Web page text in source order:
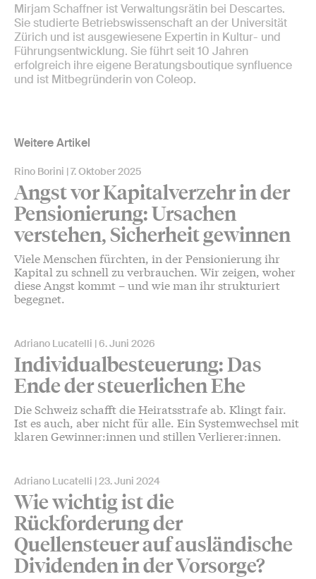
Mirjam Schaffner ist Verwaltungsrätin bei Descartes.
Sie studierte Betriebswissenschaft an der Universität
Zürich und ist ausgewiesene Expertin in Kultur- und
Führungsentwicklung. Sie führt seit 10 Jahren
erfolgreich ihre eigene Beratungsboutique synfluence
und ist Mitbegründerin von Coleop.
Weitere Artikel
Rino Borini 7. Oktober 2025
Angst vor Kapitalverzehr in der
Pensionierung: Ursachen
verstehen, Sicherheit gewinnen
Viele Menschen fürchten, in der Pensionierung ihr
Kapital zu schnell zu verbrauchen. Wir zeigen, woher
diese Angst kommt – und wie man ihr strukturiert
begegnet.
Adriano Lucatelli 6. Juni 2026
Individualbesteuerung: Das
Ende der steuerlichen Ehe
Die Schweiz schafft die Heiratsstrafe ab. Klingt fair.
Ist es auch, aber nicht für alle. Ein Systemwechsel mit
klaren Gewinner:innen und stillen Verlierer:innen.
Adriano Lucatelli 23. Juni 2024
Wie wichtig ist die
Rückforderung der
Quellensteuer auf ausländische
Dividenden in der Vorsorge?